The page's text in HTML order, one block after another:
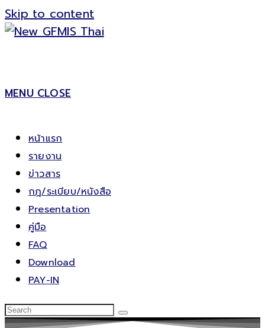
Skip to content
MENU CLOSE
หน้าแรก
รายงาน
ข่าวสาร
กฎ/ระเบียบ/หนังสือ
Presentation
คู่มือ
FAQ
Download
PAY-IN